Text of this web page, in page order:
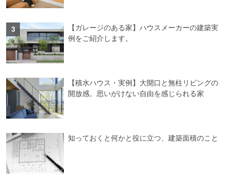
【ガレージのある家】ハウスメーカーの建築実
例をご紹介します。
【積水ハウス・実例】大開口と無柱リビングの
開放感。思いがけない自由を感じられる家
知っておくと何かと役に立つ、建築面積のこと